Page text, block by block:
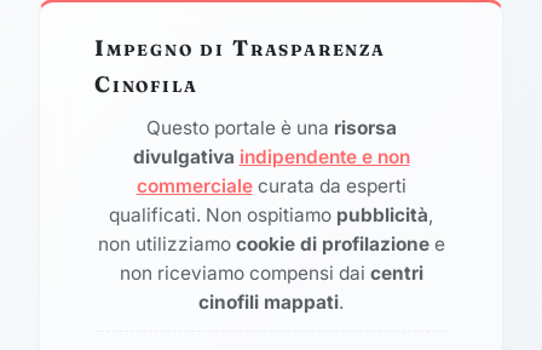
Impegno di Trasparenza
Cinofila
Questo portale è una risorsa
divulgativa indipendente e non
commercialecurata da esperti
qualificati. Non ospitiamo pubblicità,
non utilizziamo cookie di profilazionee
non riceviamo compensi dai centri
cinofili mappati.